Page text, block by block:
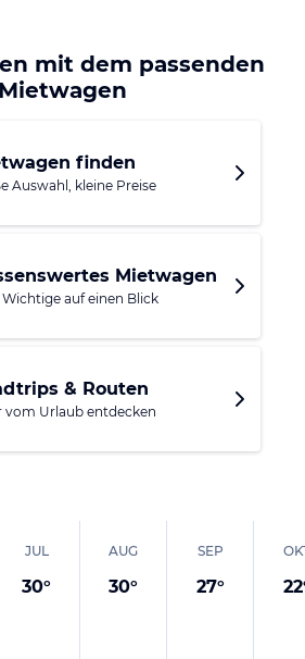
Ort vermisst lässt. Jetsetfeeling
Hafen auf, der mehr als 600
Liegeplatz bietet.
wartet darüber hinaus nicht nur
Sand und einem herrlichen
Mittelmeer auf, sondern überzeugt
und da es am Strand neben
auch ein ausreichendes
gibt, dürfte es hier
langweilig werden. Abwechslung
mit dem passenden
Mietwagen
finden
Auswahl, kleine Preise
Mietwagen
Wichtige auf einen Blick
& Routen
vom Urlaub entdecken
JUL
30°
AUG
30°
SEP
27° 22